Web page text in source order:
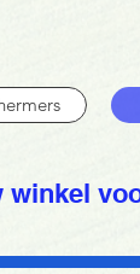
winkel